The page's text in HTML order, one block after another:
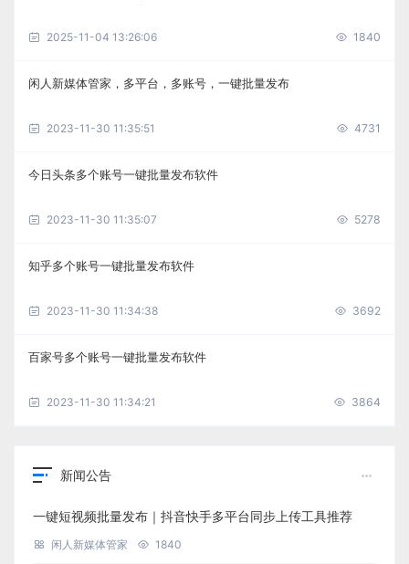
2025-11-04 13:26:06 1840
闲人新媒体管家，多平台，多账号，一键批量发布
2023-11-30 11:35:51 4731
今日头条多个账号一键批量发布软件
2023-11-30 11:35:07 5278
知乎多个账号一键批量发布软件
2023-11-30 11:34:38 3692
百家号多个账号一键批量发布软件
2023-11-30 11:34:21 3864
新闻公告
一键短视频批量发布｜抖音快手多平台同步上传工具推荐
闲人新媒体管家 1840